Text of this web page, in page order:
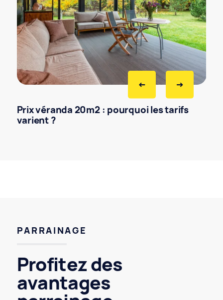
Prix véranda 20m2 : pourquoi les tarifs
varient ?
PARRAINAGE
Profitez des
avantages